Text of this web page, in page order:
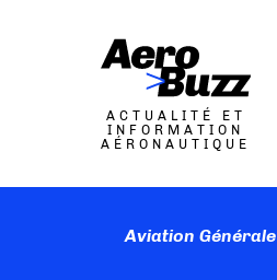
ACTUALITÉ ET
INFORMATION
AÉRONAUTIQUE
Aviation Générale